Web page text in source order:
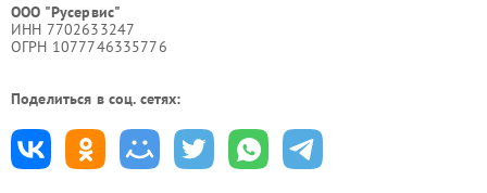
ООО "Русервис"
ИНН 7702633247
ОГРН 1077746335776
Поделиться в соц. сетях: